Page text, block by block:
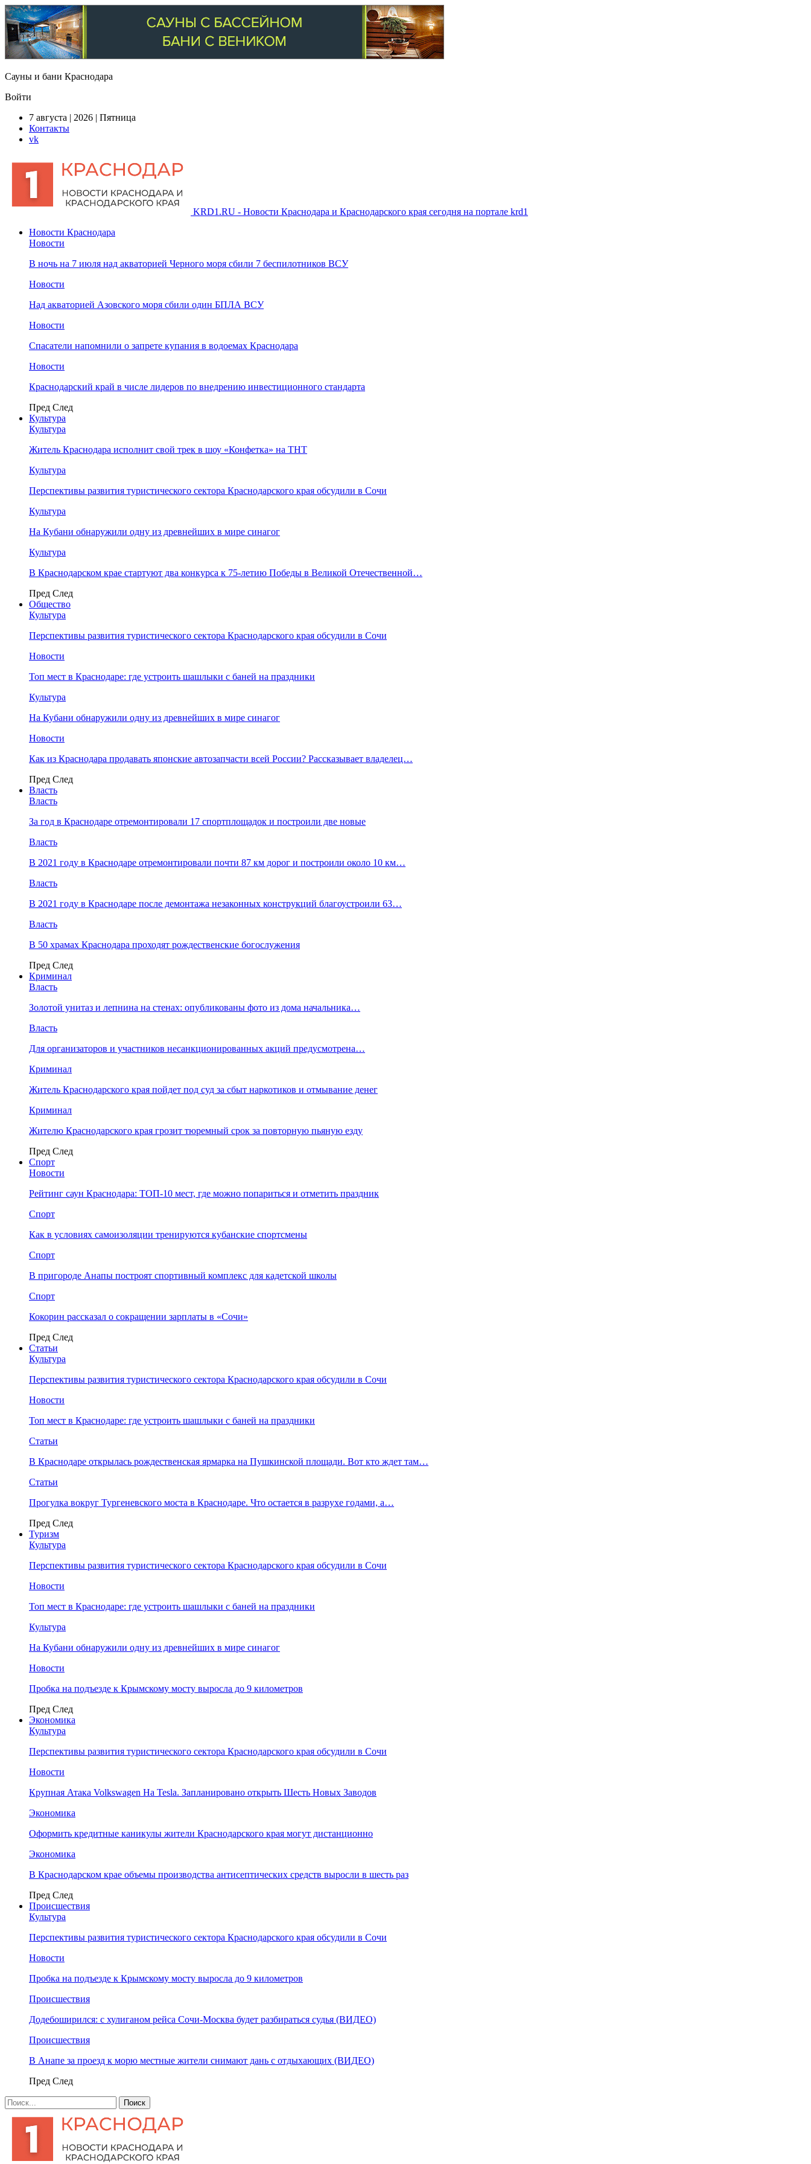
Сауны и бани Краснодара
Войти
7 августа | 2026 | Пятница
Контакты
vk
KRD1.RU - Новости Краснодара и Краснодарского края сегодня на портале krd1
Новости Краснодара
Новости
В ночь на 7 июля над акваторией Черного моря сбили 7 беспилотников ВСУ
Новости
Над акваторией Азовского моря сбили один БПЛА ВСУ
Новости
Спасатели напомнили о запрете купания в водоемах Краснодара
Новости
Краснодарский край в числе лидеров по внедрению инвестиционного стандарта
Пред След
Культура
Культура
Житель Краснодара исполнит свой трек в шоу «Конфетка» на ТНТ
Культура
Перспективы развития туристического сектора Краснодарского края обсудили в Сочи
Культура
На Кубани обнаружили одну из древнейших в мире синагог
Культура
В Краснодарском крае стартуют два конкурса к 75-летию Победы в Великой Отечественной…
Пред След
Общество
Культура
Перспективы развития туристического сектора Краснодарского края обсудили в Сочи
Новости
Топ мест в Краснодаре: где устроить шашлыки с баней на праздники
Культура
На Кубани обнаружили одну из древнейших в мире синагог
Новости
Как из Краснодара продавать японские автозапчасти всей России? Рассказывает владелец…
Пред След
Власть
Власть
За год в Краснодаре отремонтировали 17 спортплощадок и построили две новые
Власть
В 2021 году в Краснодаре отремонтировали почти 87 км дорог и построили около 10 км…
Власть
В 2021 году в Краснодаре после демонтажа незаконных конструкций благоустроили 63…
Власть
В 50 храмах Краснодара проходят рождественские богослужения
Пред След
Криминал
Власть
​Золотой унитаз и лепнина на стенах: опубликованы фото из дома начальника…
Власть
Для организаторов и участников несанкционированных акций предусмотрена…
Криминал
Житель Краснодарского края пойдет под суд за сбыт наркотиков и отмывание денег
Криминал
Жителю Краснодарского края грозит тюремный срок за повторную пьяную езду
Пред След
Спорт
Новости
Рейтинг саун Краснодара: ТОП-10 мест, где можно попариться и отметить праздник
Спорт
Как в условиях самоизоляции тренируются кубанские спортсмены
Спорт
В пригороде Анапы построят спортивный комплекс для кадетской школы
Спорт
Кокорин рассказал о сокращении зарплаты в «Сочи»
Пред След
Статьи
Культура
Перспективы развития туристического сектора Краснодарского края обсудили в Сочи
Новости
Топ мест в Краснодаре: где устроить шашлыки с баней на праздники
Статьи
В Краснодаре открылась рождественская ярмарка на Пушкинской площади. Вот кто ждет там…
Статьи
Прогулка вокруг Тургеневского моста в Краснодаре. Что остается в разрухе годами, а…
Пред След
Туризм
Культура
Перспективы развития туристического сектора Краснодарского края обсудили в Сочи
Новости
Топ мест в Краснодаре: где устроить шашлыки с баней на праздники
Культура
На Кубани обнаружили одну из древнейших в мире синагог
Новости
Пробка на подъезде к Крымскому мосту выросла до 9 километров
Пред След
Экономика
Культура
Перспективы развития туристического сектора Краснодарского края обсудили в Сочи
Новости
Крупная Атака Volkswagen На Tesla. Запланировано открыть Шесть Новых Заводов
Экономика
Оформить кредитные каникулы жители Краснодарского края могут дистанционно
Экономика
В Краснодарском крае объемы производства антисептических средств выросли в шесть раз
Пред След
Происшествия
Культура
Перспективы развития туристического сектора Краснодарского края обсудили в Сочи
Новости
Пробка на подъезде к Крымскому мосту выросла до 9 километров
Происшествия
Додебоширился: с хулиганом рейса Сочи-Москва будет разбираться судья (ВИДЕО)
Происшествия
В Анапе за проезд к морю местные жители снимают дань с отдыхающих (ВИДЕО)
Пред След